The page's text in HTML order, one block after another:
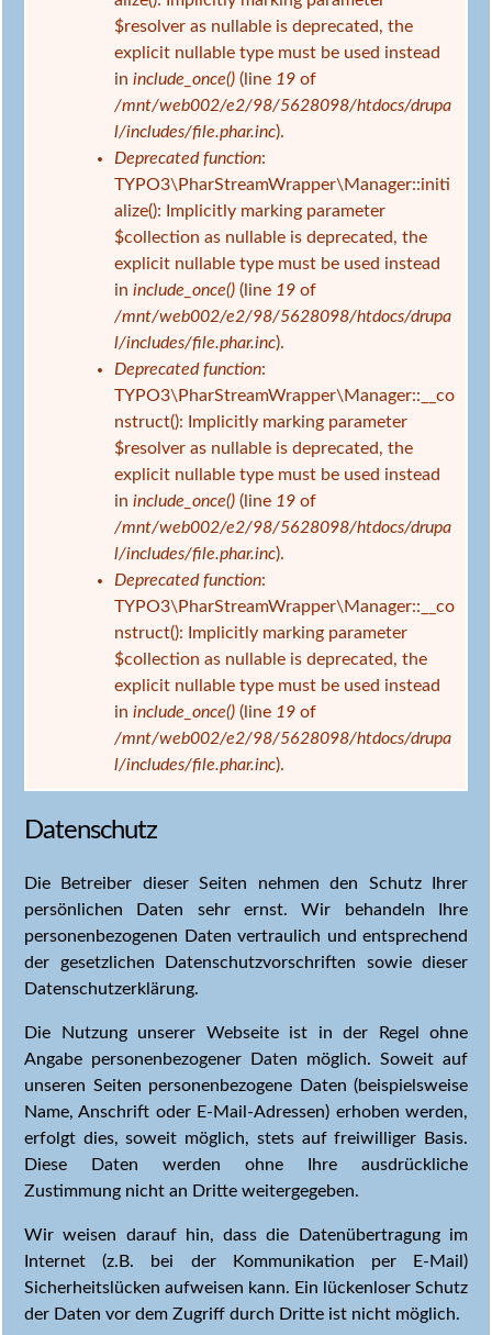
$resolver as nullable is deprecated, the
explicit nullable type must be used instead
in include_once() (line 19 of
/mnt/web002/e2/98/5628098/htdocs/drupa
l/includes/file.phar.inc).
Deprecated function:
TYPO3\PharStreamWrapper\Manager::initi
alize(): Implicitly marking parameter
$collection as nullable is deprecated, the
explicit nullable type must be used instead
in include_once() (line 19 of
/mnt/web002/e2/98/5628098/htdocs/drupa
l/includes/file.phar.inc).
Deprecated function:
TYPO3\PharStreamWrapper\Manager::__co
nstruct(): Implicitly marking parameter
$resolver as nullable is deprecated, the
explicit nullable type must be used instead
in include_once() (line 19 of
/mnt/web002/e2/98/5628098/htdocs/drupa
l/includes/file.phar.inc).
Deprecated function:
TYPO3\PharStreamWrapper\Manager::__co
nstruct(): Implicitly marking parameter
$collection as nullable is deprecated, the
explicit nullable type must be used instead
in include_once() (line 19 of
/mnt/web002/e2/98/5628098/htdocs/drupa
l/includes/file.phar.inc).
Datenschutz
Die Betreiber dieser Seiten nehmen den Schutz Ihrer
persönlichen Daten sehr ernst. Wir behandeln Ihre
personenbezogenen Daten vertraulich und entsprechend
der gesetzlichen Datenschutzvorschriften sowie dieser
Datenschutzerklärung.
Die Nutzung unserer Webseite ist in der Regel ohne
Angabe personenbezogener Daten möglich. Soweit auf
unseren Seiten personenbezogene Daten (beispielsweise
Name, Anschrift oder E-Mail-Adressen) erhoben werden,
erfolgt dies, soweit möglich, stets auf freiwilliger Basis.
Diese Daten werden ohne Ihre ausdrückliche
Zustimmung nicht an Dritte weitergegeben.
Wir weisen darauf hin, dass die Datenübertragung im
Internet (z.B. bei der Kommunikation per E-Mail)
Sicherheitslücken aufweisen kann. Ein lückenloser Schutz
der Daten vor dem Zugriff durch Dritte ist nicht möglich.